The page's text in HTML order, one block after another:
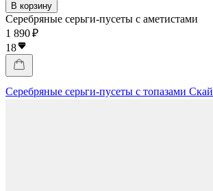
В корзину
Серебряные серьги-пусеты с аметистами
1 890 ₽
18
Серебряные серьги-пусеты с топазами Скай